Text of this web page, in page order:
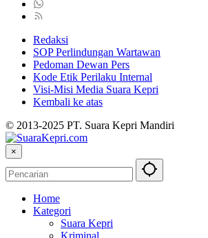
Redaksi
SOP Perlindungan Wartawan
Pedoman Dewan Pers
Kode Etik Perilaku Internal
Visi-Misi Media Suara Kepri
Kembali ke atas
© 2013-2025 PT. Suara Kepri Mandiri
×
Home
Kategori
Suara Kepri
Kriminal